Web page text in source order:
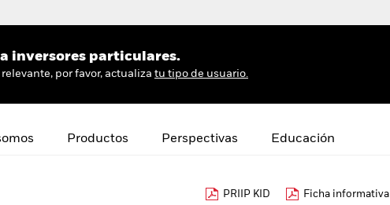
inversores particulares.
por favor, actualiza tu tipo de usuario.
Productos Perspectivas Educación
PRIIP KID Ficha informativa